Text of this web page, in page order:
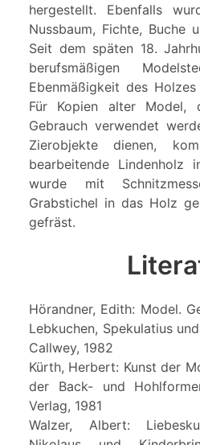
hergestellt. Ebenfalls
Nussbaum, Fichte, Buche
Seit dem späten 18.
berufsmäßigen
Ebenmäßigkeit des
Für Kopien alter Model,
Gebrauch verwendet
Zierobjekte dienen,
bearbeitende Lindenholz
wurde mit
Grabstichel in das Holz
gefräst.
Hörandner, Edith: Model.
Lebkuchen, Spekulatius
Callwey, 1982
Kürth, Herbert: Kunst der
der Back- und
Verlag, 1981
Walzer, Albert: